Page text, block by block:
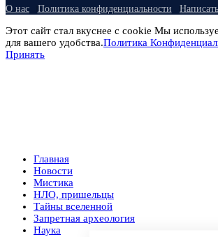
О нас Политика конфиденциальности
Этот сайт стал вкуснее с cookie Мы
для вашего удобства.Политика
Принять
Главная
Новости
Мистика
НЛО, пришельцы
Тайны вселенной
Запретная археология
Наука